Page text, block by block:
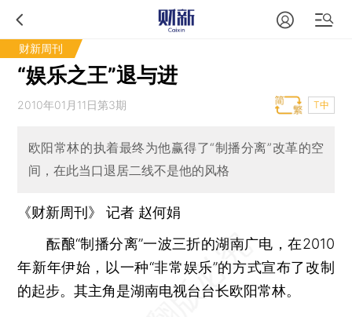
财新周刊
“娱乐之王”退与进
2010年01月11日第3期 T中
欧阳常林的执着最终为他赢得了“制播分离”改革的空
间，在此当口退居二线不是他的风格
《财新周刊》 记者 赵何娟
酝酿“制播分离”一波三折的湖南广电，在2010
年新年伊始，以一种“非常娱乐”的方式宣布了改制
的起步。其主角是湖南电视台台长欧阳常林。